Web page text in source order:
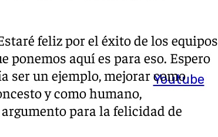
Youtube
feliz por el éxito de los equipos
ponemos aquí es para eso. Espero
ser un ejemplo, mejorar como
y como humano,
argumento para la felicidad de